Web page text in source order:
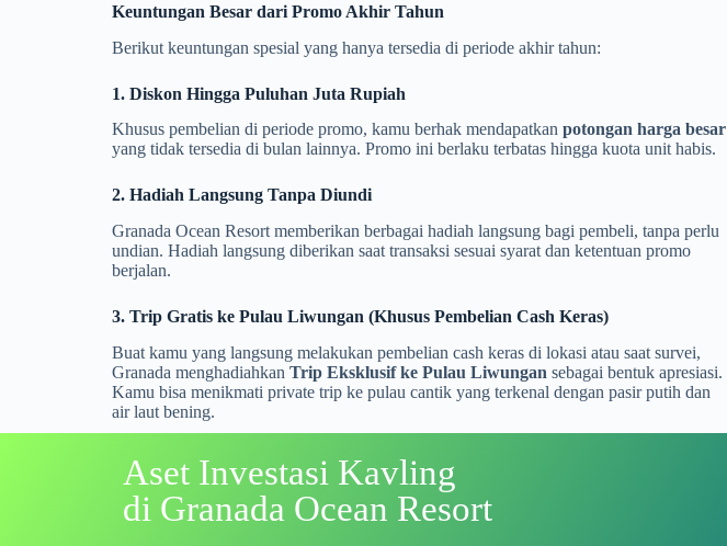
Keuntungan Besar dari Promo Akhir Tahun
Berikut keuntungan spesial yang hanya tersedia di periode akhir tahun:
1. Diskon Hingga Puluhan Juta Rupiah
Khusus pembelian di periode promo, kamu berhak mendapatkan potongan harga besar
yang tidak tersedia di bulan lainnya. Promo ini berlaku terbatas hingga kuota unit habis.
2. Hadiah Langsung Tanpa Diundi
Granada Ocean Resort memberikan berbagai hadiah langsung bagi pembeli, tanpa perlu
undian. Hadiah langsung diberikan saat transaksi sesuai syarat dan ketentuan promo
berjalan.
3. Trip Gratis ke Pulau Liwungan (Khusus Pembelian Cash Keras)
Buat kamu yang langsung melakukan pembelian cash keras di lokasi atau saat survei,
Granada menghadiahkan Trip Eksklusif ke Pulau Liwungan sebagai bentuk apresiasi.
Kamu bisa menikmati private trip ke pulau cantik yang terkenal dengan pasir putih dan
air laut bening.
Aset Investasi Kavling
di Granada Ocean Resort